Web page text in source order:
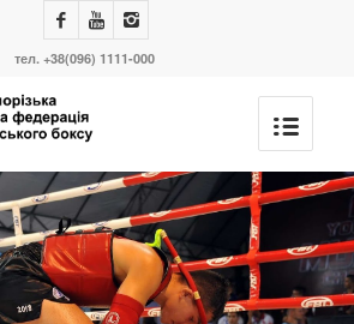
тел. +38(096) 1111-000